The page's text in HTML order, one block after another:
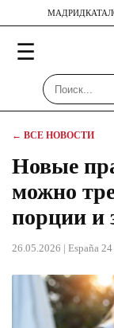
МАДРИД
☰
← ВСЕ НОВОСТИ
Новые
можно
порции и
26.05.2026 | España 24